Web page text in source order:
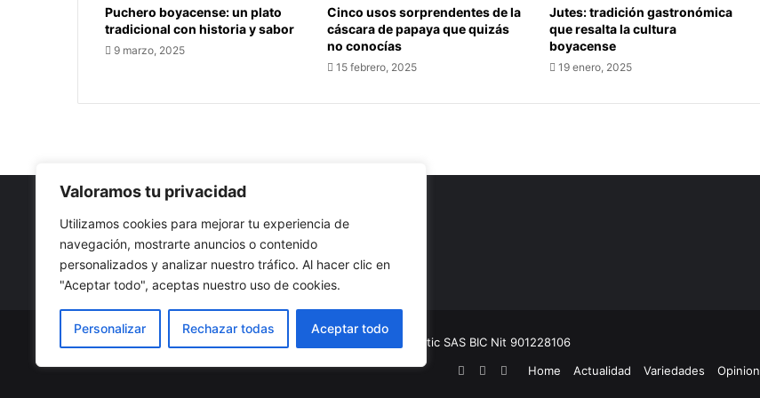
Valoramos tu privacidad
Utilizamos cookies para mejorar tu experiencia de
navegación, mostrarte anuncios o contenido
personalizados y analizar nuestro tráfico. Al hacer clic en
"Aceptar todo", aceptas nuestro uso de cookies.
Personalizar Rechazar todas Aceptar todo
Puchero boyacense: un plato
tradicional con historia y sabor
9 marzo, 2025
Cinco usos sorprendentes de la
cáscara de papaya que quizás
no conocías
15 febrero, 2025
Jutes: tradición gastronómica
que resalta la cultura
boyacense
19 enero, 2025
Nuestro propósito: Compartir opinión, actualidad y noticias
con la mejor calidad y sin censura.
Comunitic SAS BIC Nit 901228106
Home
Actualidad Variedades Opinion
FacebookYouTubeInstagram